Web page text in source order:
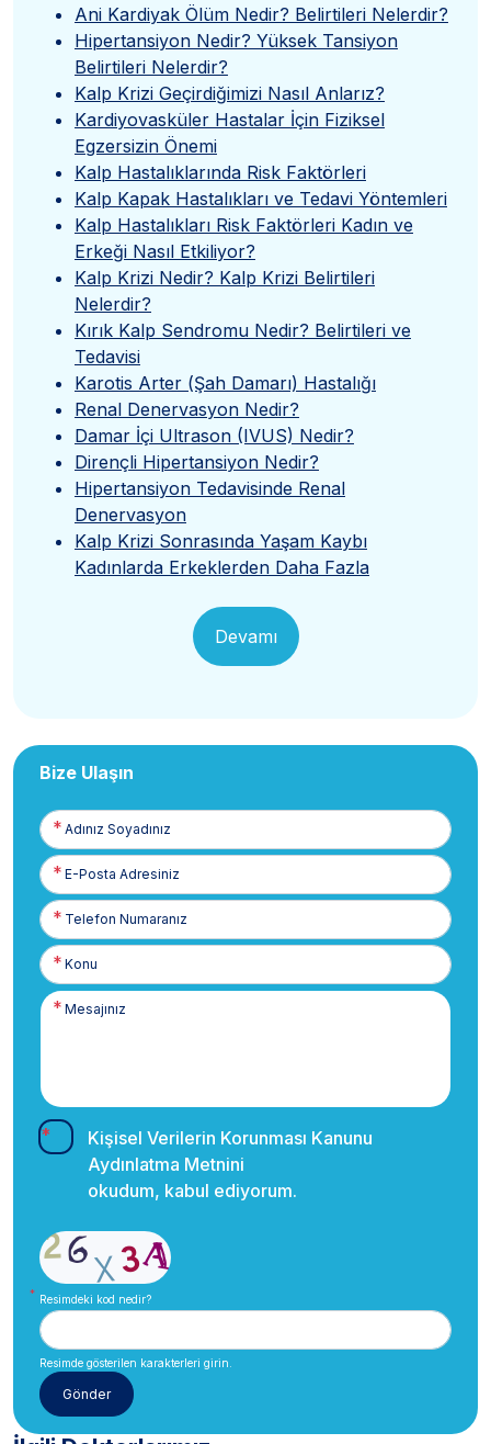
Ani Kardiyak Ölüm Nedir? Belirtileri Nelerdir?
Hipertansiyon Nedir? Yüksek Tansiyon
Belirtileri Nelerdir?
Kalp Krizi Geçirdiğimizi Nasıl Anlarız?
Kardiyovasküler Hastalar İçin Fiziksel
Egzersizin Önemi
Kalp Hastalıklarında Risk Faktörleri
Kalp Kapak Hastalıkları ve Tedavi Yöntemleri
Kalp Hastalıkları Risk Faktörleri Kadın ve
Erkeği Nasıl Etkiliyor?
Kalp Krizi Nedir? Kalp Krizi Belirtileri
Nelerdir?
Kırık Kalp Sendromu Nedir? Belirtileri ve
Tedavisi
Karotis Arter (Şah Damarı) Hastalığı
Renal Denervasyon Nedir?
Damar İçi Ultrason (IVUS) Nedir?
Dirençli Hipertansiyon Nedir?
Hipertansiyon Tedavisinde Renal
Denervasyon
Kalp Krizi Sonrasında Yaşam Kaybı
Kadınlarda Erkeklerden Daha Fazla
Devamı
Bize Ulaşın
Adınız
Soyadınız
E-
Posta
Telefon
Numaranız
Kişisel Verilerin Korunması Kanunu
Aydınlatma Metnini
okudum, kabul ediyorum.
Resimdeki kod nedir?
Resimde gösterilen karakterleri girin.